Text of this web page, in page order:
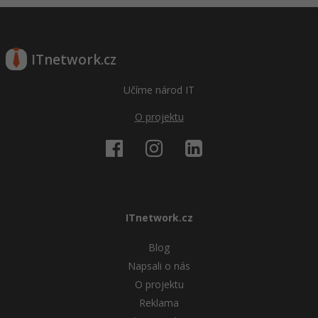
ITnetwork.cz
Učíme národ IT
O projektu
ITnetwork.cz
Blog
Napsali o nás
O projektu
Reklama